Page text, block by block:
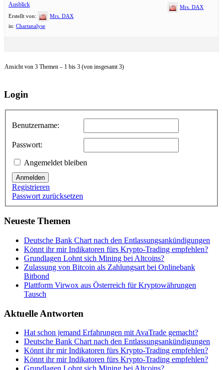
Ausblick
Erstellt von:
Mrs. DAX
in: Chartanalyse
Mrs. DAX
Ansicht von 3 Themen – 1 bis 3 (von insgesamt 3)
Login
Benutzername:
Passwort:
Angemeldet bleiben
Anmelden
Registrieren
Passwort zurücksetzen
Neueste Themen
Deutsche Bank Chart nach den Entlassungsankündigungen
Könnt ihr mir Indikatoren fürs Krypto-Trading empfehlen?
Grundlagen Lohnt sich Mining bei Altcoins?
Zulassung von Bitcoin als Zahlungsart bei Onlinebank
Bitbond
Plattform Virwox aus Österreich für Kryptowährungen
Tausch
Aktuelle Antworten
Hat schon jemand Erfahrungen mit AvaTrade gemacht?
Deutsche Bank Chart nach den Entlassungsankündigungen
Könnt ihr mir Indikatoren fürs Krypto-Trading empfehlen?
Könnt ihr mir Indikatoren fürs Krypto-Trading empfehlen?